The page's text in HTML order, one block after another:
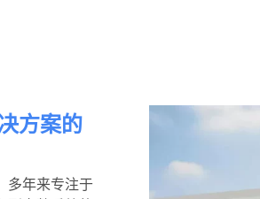
方案的
多年来专注于